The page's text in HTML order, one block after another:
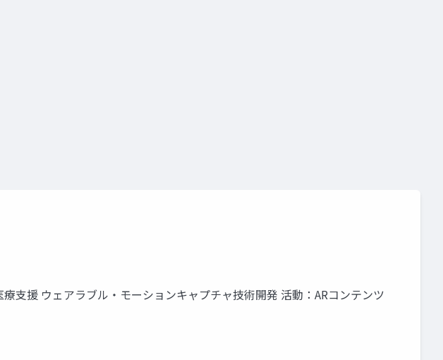
支援 ウェアラブル・モーションキャプチャ技術開発 活動：ARコンテンツ